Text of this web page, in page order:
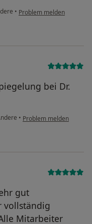
• Problem melden
bei Dr.
• Problem melden
gut
vollständig
Mitarbeiter